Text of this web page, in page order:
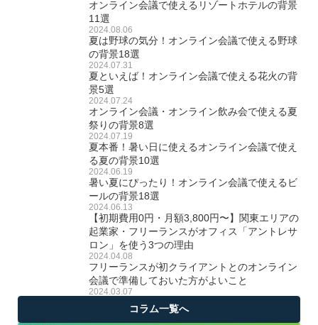
オンライン会議で使えるリゾートホテルの背景
11選
2024.08.06
夏は野球の気分！オンライン会議で使える野球
の背景18選
2024.07.31
夏といえば！オンライン会議で使える花火の背
景5選
2024.07.24
オンライン会議・オンライン飲み会で使える夏
祭りの背景8選
2024.07.19
夏本番！暑い日に使えるオンライン会議で使え
る夏の背景10選
2024.06.19
暑い夏にぴったり！オンライン会議で使えるビ
ールの背景18選
2024.06.13
【初期費用0円・月額3,800円〜】関東エリアの
起業家・フリーランスがオフィス「アントレサ
ロン」を使う3つの理由
2024.04.08
フリーランスが初クライアントとのオンライン
会議で準備しておいた方がよいこと
2024.03.07
コラム一覧へ